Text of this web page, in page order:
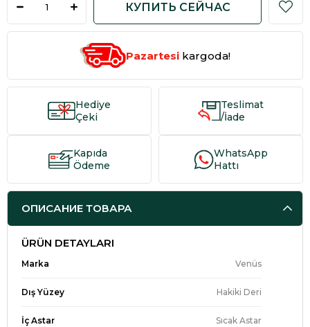
Pazartesi kargoda!
Hediye
Çeki
Teslimat
/İade
Kapıda
Ödeme
WhatsApp
Hattı
ОПИСАНИЕ ТОВАРА
ÜRÜN DETAYLARI
Marka Venüs
Dış Yüzey Hakiki Deri
İç Astar Sıcak Astar